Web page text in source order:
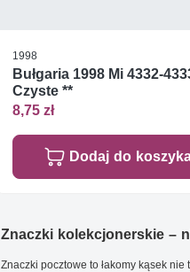
1998
Bułgaria 1998 Mi 4332-
Czyste **
8,75 zł
Dodaj do
Znaczki kolekcjonerskie –
Znaczki pocztowe to łakomy kąsek